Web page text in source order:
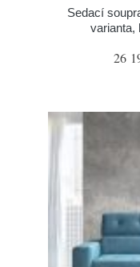
Sedací
varianta,
26